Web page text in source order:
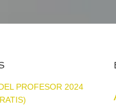
PROFESOR 2024